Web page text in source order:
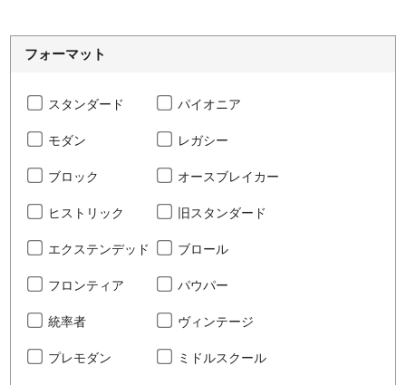
フォーマット
スタンダード パイオニア
モダン レガシー
ブロック オースブレイカー
ヒストリック 旧スタンダード
エクステンデッド ブロール
フロンティア パウパー
統率者 ヴィンテージ
プレモダン ミドルスクール